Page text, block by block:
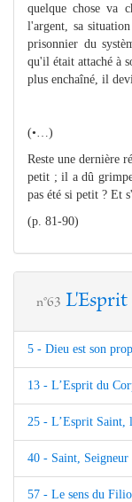
quelque chose va
l'argent, sa
prisonnier du
qu'il était attaché à
plus enchaîné, il
(•…)
Reste une dernière
petit ; il a dû
pas été si petit ? Et
(p. 81-90)
n°63 L'Esprit
5 - Dieu est son
13 - L’Esprit du
25 - L’Esprit Saint,
40 - Saint,
57 - Le sens du